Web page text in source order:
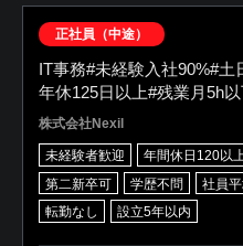
正社員（中途）
IT事務#未経験入社90%#
年休125日以上#残業月5h
株式会社Nexil
未経験者歓迎 年間休日120以
第二新卒可
学歴不問 社員
転勤なし
設立5年以内